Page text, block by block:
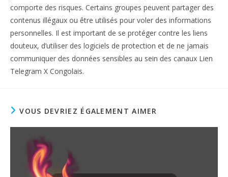
comporte des risques. Certains groupes peuvent partager des
contenus illégaux ou être utilisés pour voler des informations
personnelles. Il est important de se protéger contre les liens
douteux, d’utiliser des logiciels de protection et de ne jamais
communiquer des données sensibles au sein des canaux Lien
Telegram X Congolais.
VOUS DEVRIEZ ÉGALEMENT AIMER